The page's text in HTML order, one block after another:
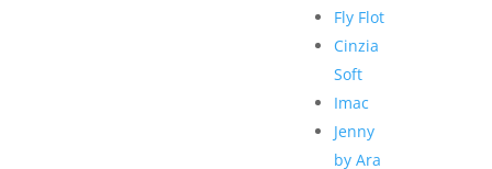
Fly Flot
Cinzia
Soft
Imac
Jenny
by Ara